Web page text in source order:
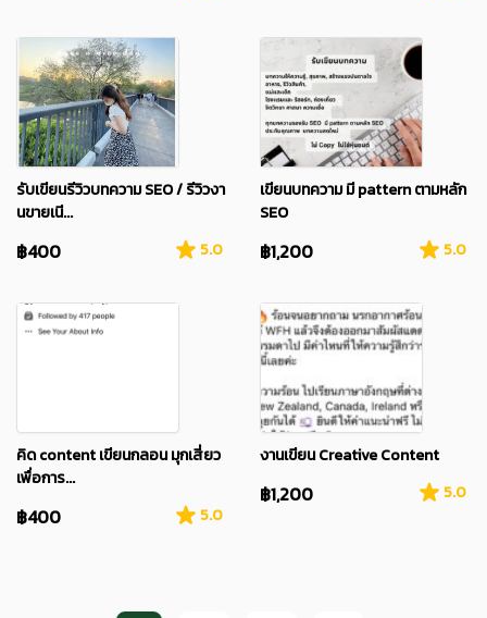
รับเขียนรีวิวบทความ SEO / รีวิวงา
นขายเนี...
฿400 5.0
เขียนบทความ มี pattern ตามหลัก
SEO
฿1,200 5.0
คิด content เขียนกลอน มุกเสี่ยว
เพื่อการ...
฿400 5.0
งานเขียน Creative Content
฿1,200 5.0